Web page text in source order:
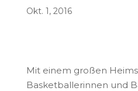
Okt. 1, 2016
Mit einem großen
Basketballerinnen und